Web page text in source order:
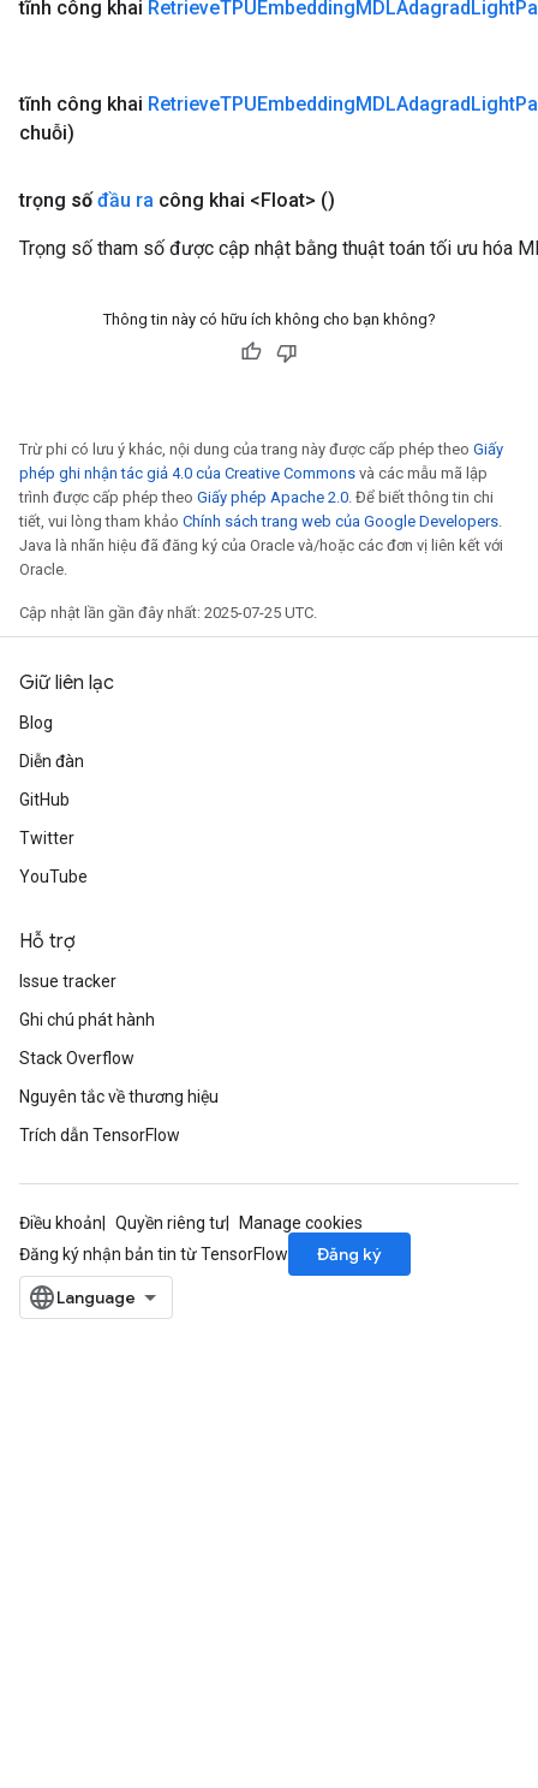
tĩnh công khai RetrieveTPUEmbeddingMDLAdagrad Light
tĩnh công khai RetrieveTPUEmbeddingMDLAdagradLight
chuỗi)
trọng số đầu ra công khai <Float> ()
Trọng số tham số được cập nhật bằng thuật toán tối ưu hóa
Thông tin này có hữu ích không cho bạn không?
Trừ phi có lưu ý khác, nội dung của trang này được cấp phép theo Giấy
phép ghi nhận tác giả 4.0 của Creative Commons và các mẫu mã lập
trình được cấp phép theo Giấy phép Apache 2.0 . Để biết thông tin chi
tiết, vui lòng tham khảo Chính sách trang web của Google Developers
Java là nhãn hiệu đã đăng ký của Oracle và/hoặc các đơn vị liên kết với
Oracle.
Cập nhật lần gần đây nhất: 2025-07-25 UTC.
Giữ liên lạc
Blog
Diễn đàn
GitHub
Twitter
YouTube
Hỗ trợ
Issue tracker
Ghi chú phát hành
Stack Overflow
Nguyên tắc về thương hiệu
Trích dẫn TensorFlow
Điều khoản Quyền riêng tư
Manage cookies
Đăng ký nhận bản tin từ TensorFlow
Đăng ký